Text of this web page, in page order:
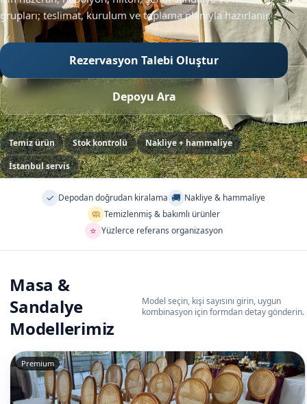
grupları; teslimat, kurulum ve toplama planıyla hazırlanır.
Rezervasyon Talebi Oluştur
Depoyu Ara
Temiz ürün Stok kontrolü
Nakliye + hammaliye
İstanbul servis
✓ Depodan doğrudan kiralama 🚚 Nakliye & hammaliye
🧼 Temizlenmiş & bakımlı ürünler
⭐ Yüzlerce referans organizasyon
Masa &
Sandalye
Modellerimiz
Model seçin, kişi sayısını girin, uygun
kombinasyon için formdan detay gönderin.
Premium